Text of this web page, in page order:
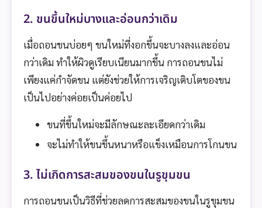
2. ขนขึ้นใหม่บางและอ่อนกว่าเดิม
เมื่อถอนขนบ่อยๆ ขนใหม่ที่งอกขึ้นจะบางลงและอ่อน
กว่าเดิม ทำให้ผิวดูเรียบเนียนมากขึ้น การถอนขนไม่
เพียงแค่กำจัดขน แต่ยังช่วยให้การเจริญเติบโตของขน
เป็นไปอย่างค่อยเป็นค่อยไป
ขนที่ขึ้นใหม่จะมีลักษณะละเอียดกว่าเดิม
จะไม่ทำให้ขนขึ้นหนาหรือแข็งเหมือนการโกนขน
3. ไม่เกิดการสะสมของขนในรูขุมขน
การถอนขนเป็นวิธีที่ช่วยลดการสะสมของขนในรูขุมขน